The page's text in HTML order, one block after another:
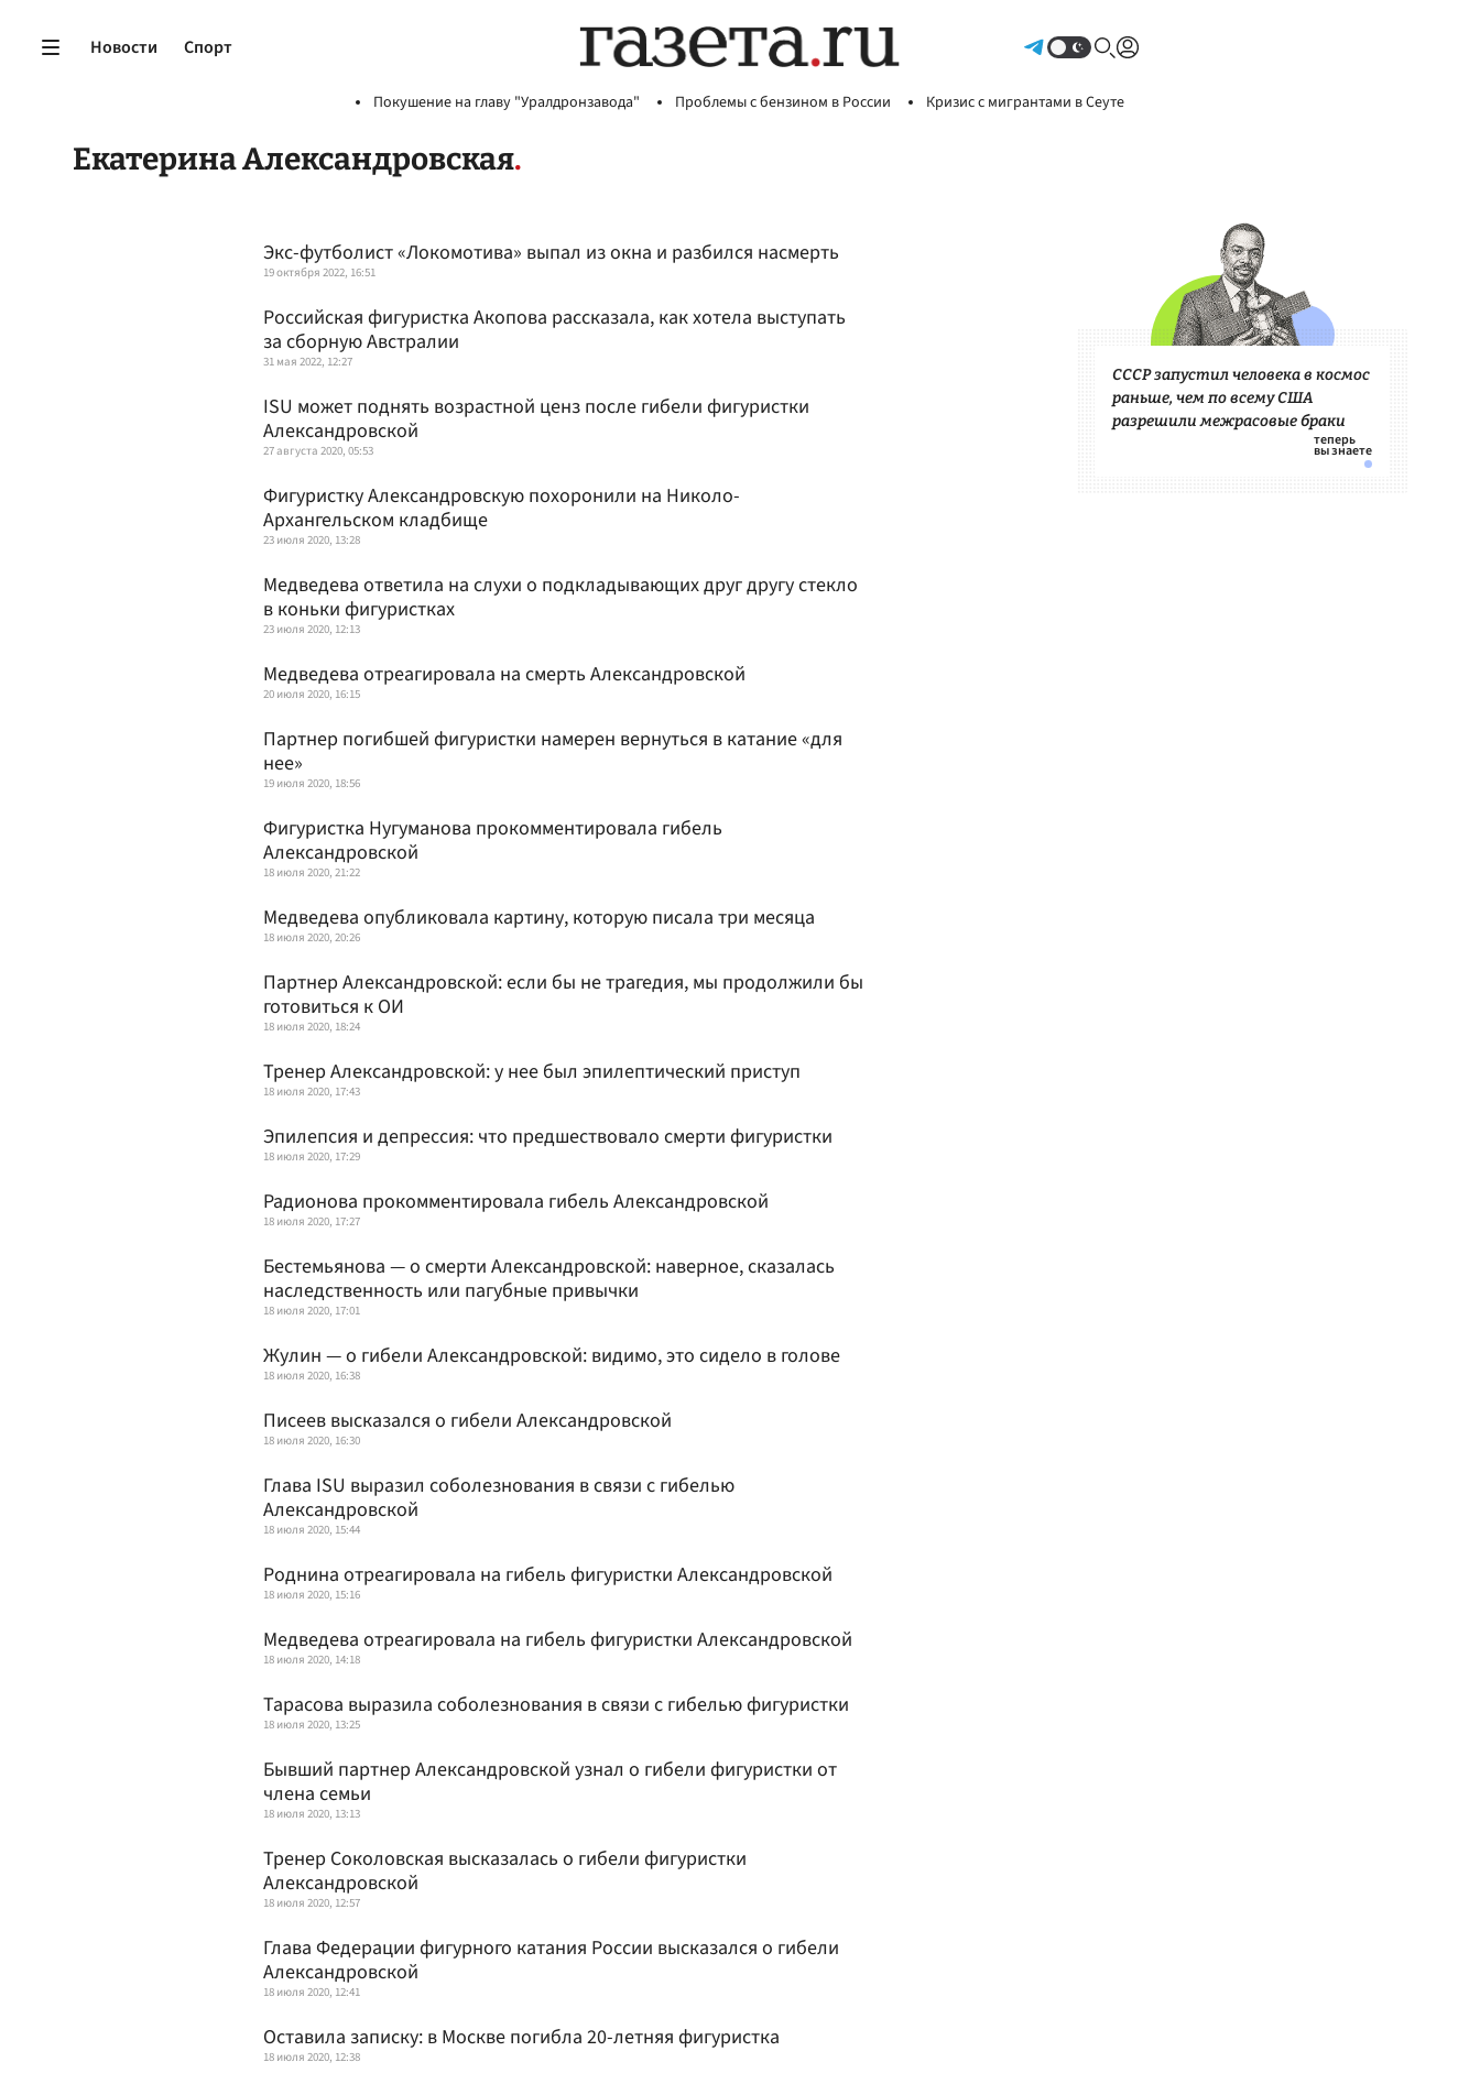
Новости Спорт
Покушение на главу "Уралдронзавода" Проблемы с бензином в России Кризис с мигрантами в Сеуте
Екатерина Александровская
Экс-футболист «Локомотива» выпал из окна и разбился насмерть
19 октября 2022, 16:51
Российская фигуристка Акопова рассказала, как хотела выступать
за сборную Австралии
31 мая 2022, 12:27
ISU может поднять возрастной ценз после гибели фигуристки
Александровской
27 августа 2020, 05:53
Фигуристку Александровскую похоронили на Николо-
Архангельском кладбище
23 июля 2020, 13:28
Медведева ответила на слухи о подкладывающих друг другу стекло
в коньки фигуристках
23 июля 2020, 12:13
Медведева отреагировала на смерть Александровской
20 июля 2020, 16:15
Партнер погибшей фигуристки намерен вернуться в катание «для
нее»
19 июля 2020, 18:56
Фигуристка Нугуманова прокомментировала гибель
Александровской
18 июля 2020, 21:22
Медведева опубликовала картину, которую писала три месяца
18 июля 2020, 20:26
Партнер Александровской: если бы не трагедия, мы продолжили бы
готовиться к ОИ
18 июля 2020, 18:24
Тренер Александровской: у нее был эпилептический приступ
18 июля 2020, 17:43
Эпилепсия и депрессия: что предшествовало смерти фигуристки
18 июля 2020, 17:29
Радионова прокомментировала гибель Александровской
18 июля 2020, 17:27
Бестемьянова — о смерти Александровской: наверное, сказалась
наследственность или пагубные привычки
18 июля 2020, 17:01
Жулин — о гибели Александровской: видимо, это сидело в голове
18 июля 2020, 16:38
Писеев высказался о гибели Александровской
18 июля 2020, 16:30
Глава ISU выразил соболезнования в связи с гибелью
Александровской
18 июля 2020, 15:44
Роднина отреагировала на гибель фигуристки Александровской
18 июля 2020, 15:16
Медведева отреагировала на гибель фигуристки Александровской
18 июля 2020, 14:18
Тарасова выразила соболезнования в связи с гибелью фигуристки
18 июля 2020, 13:25
Бывший партнер Александровской узнал о гибели фигуристки от
члена семьи
18 июля 2020, 13:13
Тренер Соколовская высказалась о гибели фигуристки
Александровской
18 июля 2020, 12:57
Глава Федерации фигурного катания России высказался о гибели
Александровской
18 июля 2020, 12:41
Оставила записку: в Москве погибла 20-летняя фигуристка
18 июля 2020, 12:38
СССР запустил человека в космос
раньше, чем по всему США
разрешили межрасовые браки